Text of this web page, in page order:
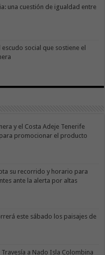
una cuestión de igualdad entre
social que sostiene el
y el Costa Adeje Tenerife
promocionar el producto
su recorrido y horario para
ante la alerta por altas
este sábado los paisajes de
a Nado Isla Colombina